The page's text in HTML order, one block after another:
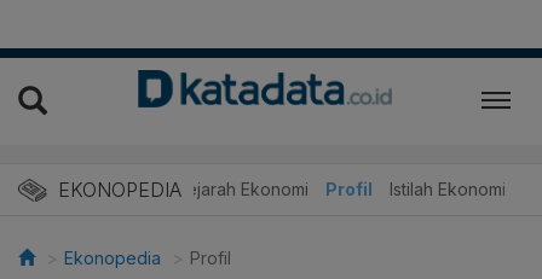
EKONOPEDIASejarah Ekonomi Profil Istilah Ekonomi
Ekonopedia Profil